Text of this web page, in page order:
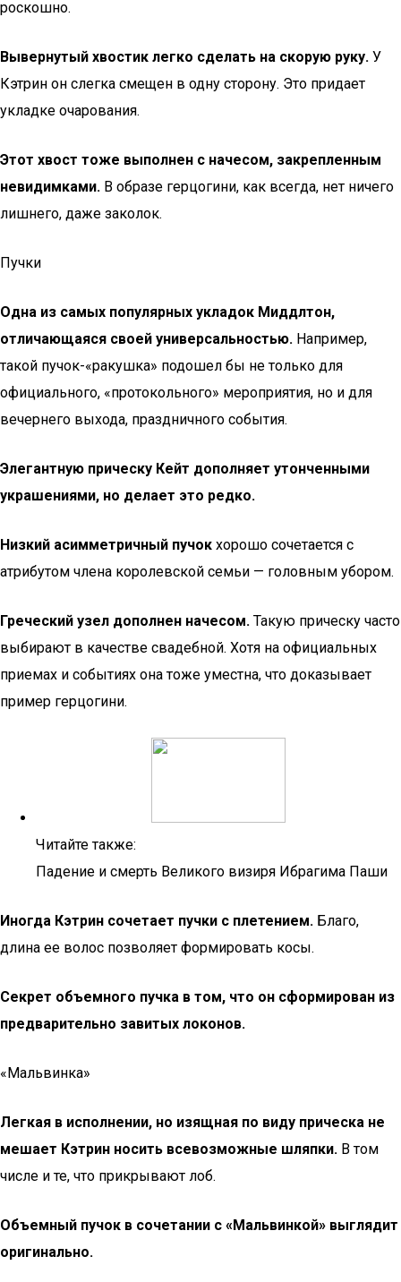
роскошно.
Вывернутый хвостик легко сделать на скорую руку. У
Кэтрин он слегка смещен в одну сторону. Это придает
укладке очарования.
Этот хвост тоже выполнен с начесом, закрепленным
невидимками. В образе герцогини, как всегда, нет ничего
лишнего, даже заколок.
Пучки
Одна из самых популярных укладок Миддлтон,
отличающаяся своей универсальностью. Например,
такой пучок-«ракушка» подошел бы не только для
официального, «протокольного» мероприятия, но и для
вечернего выхода, праздничного события.
Элегантную прическу Кейт дополняет утонченными
украшениями, но делает это редко.
Низкий асимметричный пучок хорошо сочетается с
атрибутом члена королевской семьи — головным убором.
Греческий узел дополнен начесом. Такую прическу часто
выбирают в качестве свадебной. Хотя на официальных
приемах и событиях она тоже уместна, что доказывает
пример герцогини.
Читайте также:
Падение и смерть Великого визиря Ибрагима Паши
Иногда Кэтрин сочетает пучки с плетением. Благо,
длина ее волос позволяет формировать косы.
Секрет объемного пучка в том, что он сформирован из
предварительно завитых локонов.
«Мальвинка»
Легкая в исполнении, но изящная по виду прическа не
мешает Кэтрин носить всевозможные шляпки. В том
числе и те, что прикрывают лоб.
Объемный пучок в сочетании с «Мальвинкой» выглядит
оригинально.